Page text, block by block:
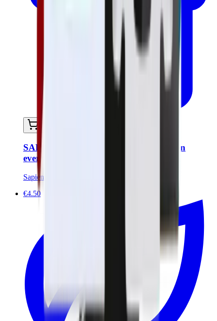
In mijn winkelwagen
SAPIENS Baardborstel in kersenhout en
everzwijnhaar
Sapiens
€4.50